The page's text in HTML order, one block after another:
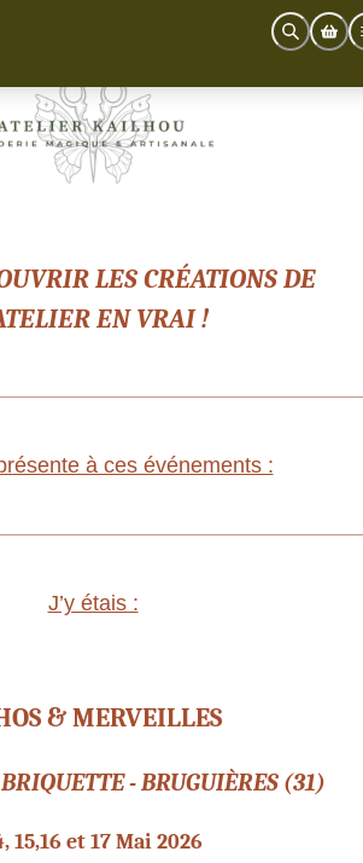
LES CRÉATIONS DE
EN VRAI !
à ces événements :
J’y étais :
& MERVEILLES
- BRUGUIÈRES (31)
15,16 et 17 Mai 2026